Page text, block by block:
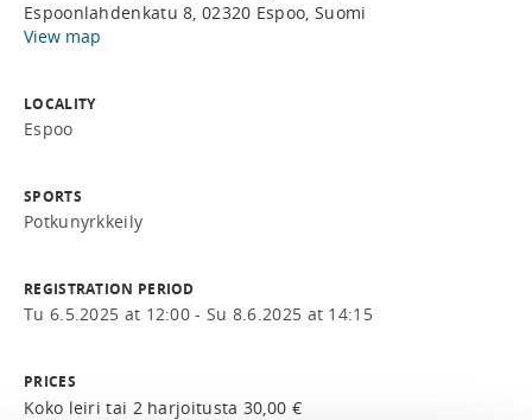
Espoonlahdenkatu 8, 02320 Espoo, Suomi
View map
LOCALITY
Espoo
SPORTS
Potkunyrkkeily
REGISTRATION PERIOD
Tu 6.5.2025 at 12:00 - Su 8.6.2025 at 14:15
PRICES
Koko leiri tai 2 harjoitusta 30,00 €